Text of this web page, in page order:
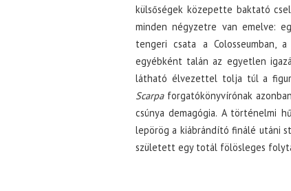
külsőségek közepette baktató
minden négyzetre van emelve:
tengeri csata a Colosseumban,
egyébként talán az egyetlen
látható élvezettel tolja túl a
Scarpaforgatókönyvírónak
csúnya demagógia. A történelmi
lepörög a kiábrándító finálé utáni
született egy totál fölösleges